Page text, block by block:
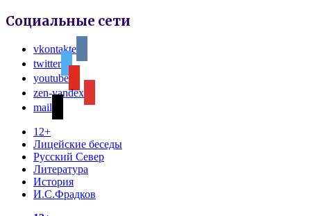
Социальные сети
vkontakte
twitter
youtube
zen-yandex
mail
12+
Лицейские беседы
Русский Север
Литература
История
И.С.Фрадков